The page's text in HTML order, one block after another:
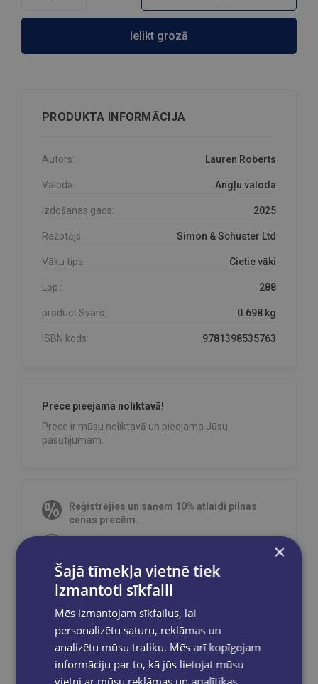
Ielikt grozā
PRODUKTA INFORMĀCIJA
Autors: Lauren Roberts
Valoda: Angļu valoda
Izdošanas gads: 2025
Ražotājs: Simon & Schuster Ltd
Vāku tips: Cietie vāki
Lpp.: 288
product.Svars: 0.698 kg
ISBN kods: 9781398535763
Prece pieejama noliktavā!
Prece ir mūsu noliktavā un pieejama Jūsu
pasūtījumam.
Reģistrējies un saņem 10% atlaidi pilnas
cenas precēm.
izsūtīti 2-5 darba dienu laikā.
Bezmaksas piegādeuz OMNIVA
Bezmaksas piegāde jebkurā GLOBUSS
grāmatnīcā 1-5 darba dienu laikā, kad
pasūtījums būs gatavs saņemšanai, saņemsi
e-pastu un/ vai SMS.
×
Šajā tīmekļa vietnē tiek
izmantoti sīkfaili
Mēs izmantojam sīkfailus, lai
personalizētu saturu, reklāmas un
analizētu mūsu trafiku. Mēs arī kopīgojam
informāciju par to, kā jūs lietojat mūsu
vietni ar mūsu reklāmas un analītikas